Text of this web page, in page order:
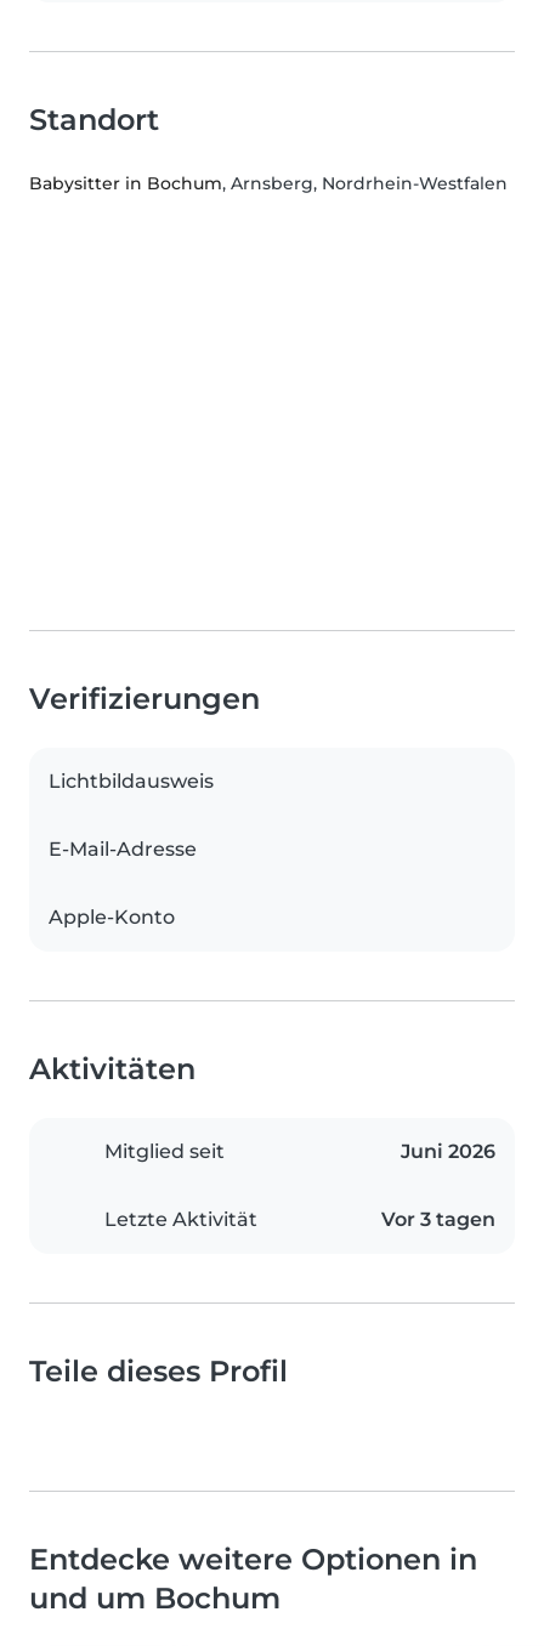
Standort
Babysitter in Bochum, Arnsberg, Nordrhein-Westfalen
Verifizierungen
Lichtbildausweis
E-Mail-Adresse
Apple-Konto
Aktivitäten
Mitglied seit Juni 2026
Letzte Aktivität Vor 3 tagen
Teile dieses Profil
Entdecke weitere Optionen in
und um Bochum